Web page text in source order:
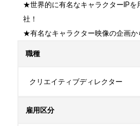
★世界的に有名なキャラクターIPを
社！
★有名なキャラクター映像の企画か
職種
クリエイティブディレクター
雇用区分